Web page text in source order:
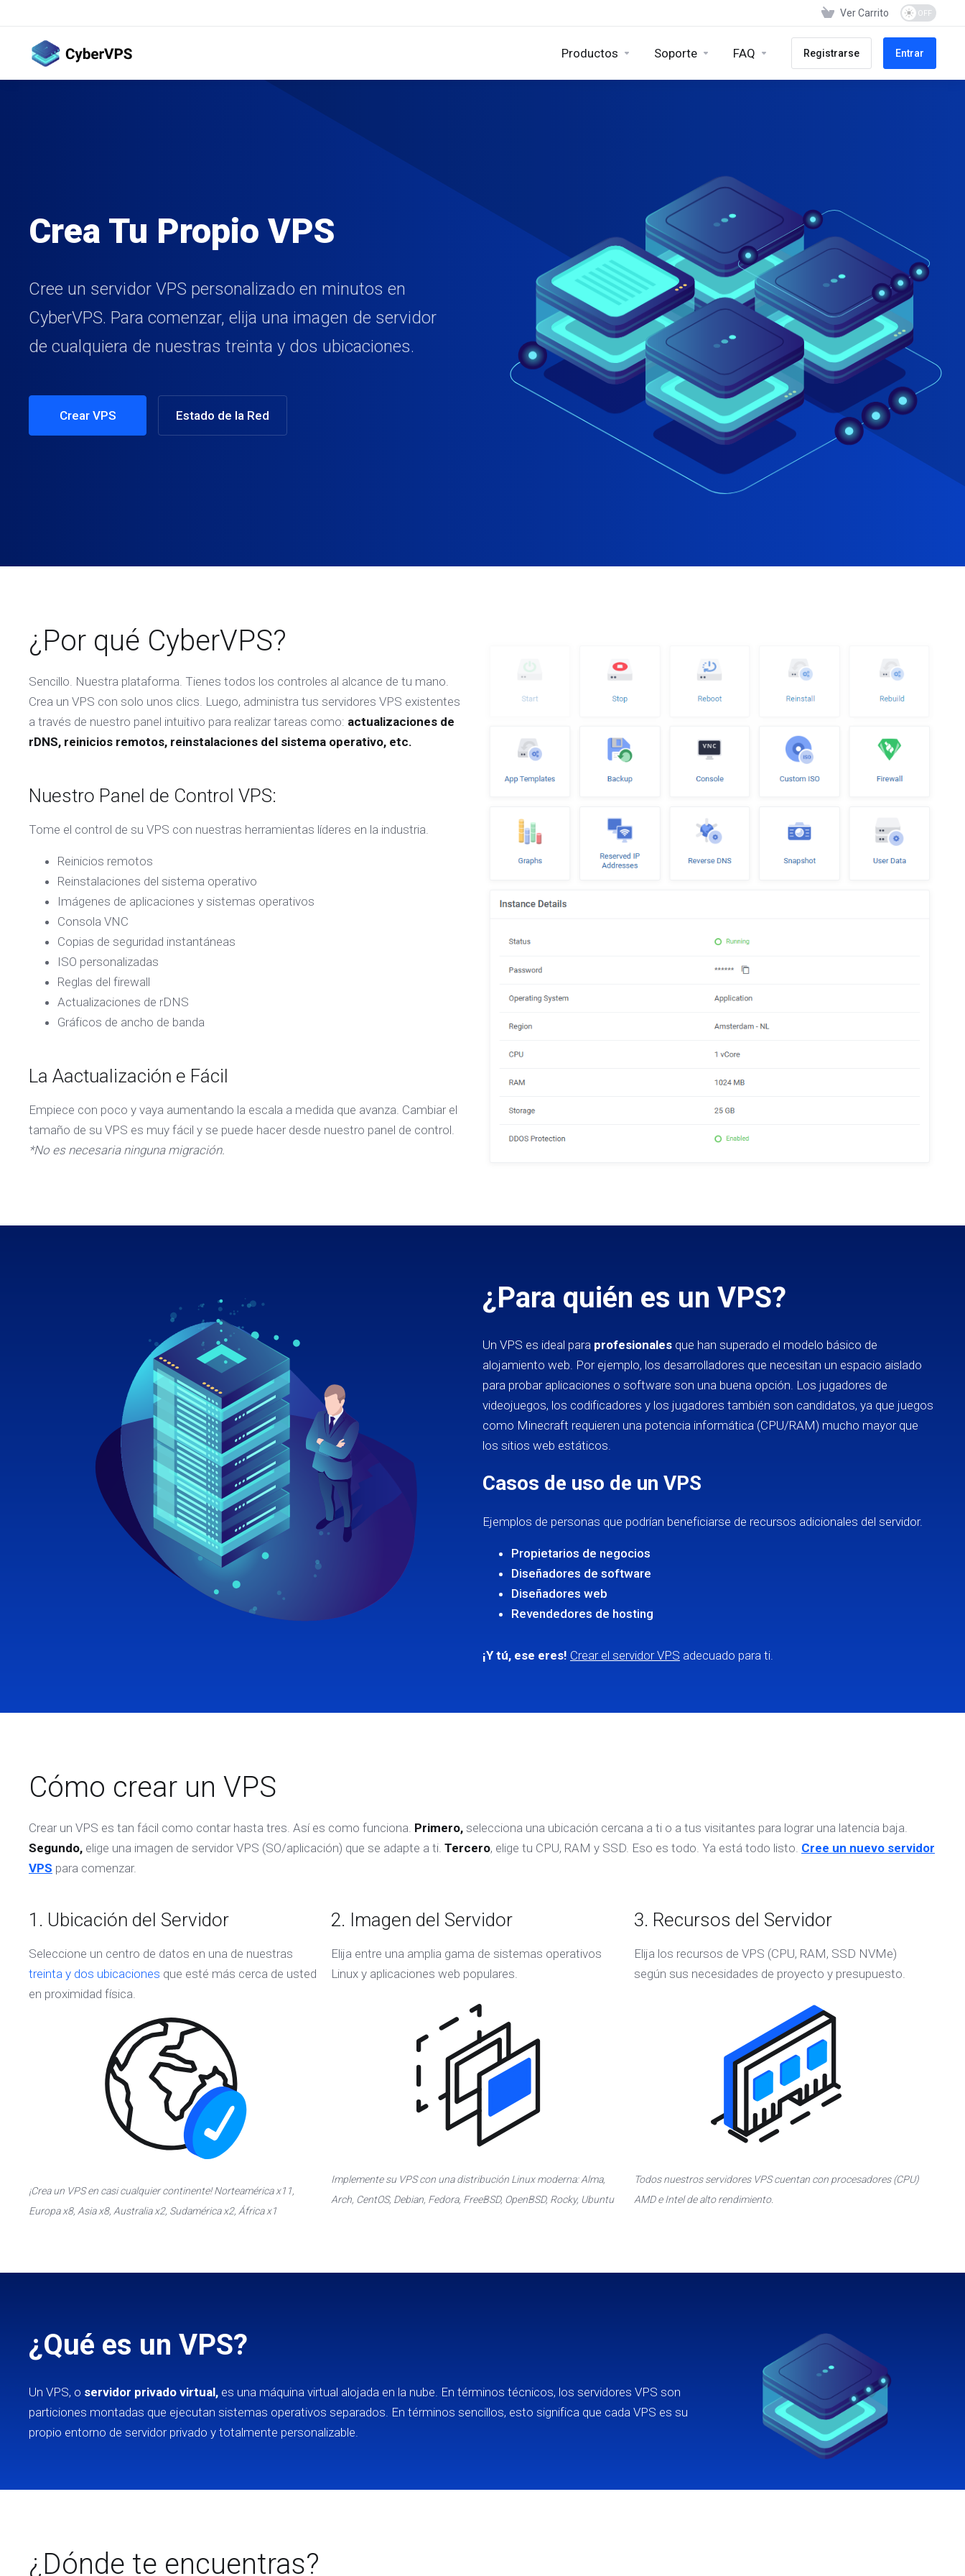
Ver Carrito
Productos Soporte FAQ Registrarse Entrar
Crea Tu Propio VPS
Cree un servidor VPS personalizado en minutos en
CyberVPS. Para comenzar, elija una imagen de servidor
de cualquiera de nuestras treinta y dos ubicaciones.
Crear VPS Estado de la Red
¿Por qué CyberVPS?
Sencillo. Nuestra plataforma. Tienes todos los controles al alcance de tu mano.
Crea un VPS con solo unos clics. Luego, administra tus servidores VPS existentes
a través de nuestro panel intuitivo para realizar tareas como: actualizaciones de
rDNS, reinicios remotos, reinstalaciones del sistema operativo, etc.
Nuestro Panel de Control VPS:
Tome el control de su VPS con nuestras herramientas líderes en la industria.
Reinicios remotos
Reinstalaciones del sistema operativo
Imágenes de aplicaciones y sistemas operativos
Consola VNC
Copias de seguridad instantáneas
ISO personalizadas
Reglas del firewall
Actualizaciones de rDNS
Gráficos de ancho de banda
La Aactualización e Fácil
Empiece con poco y vaya aumentando la escala a medida que avanza. Cambiar el
tamaño de su VPS es muy fácil y se puede hacer desde nuestro panel de control.
*No es necesaria ninguna migración.
¿Para quién es un VPS?
Un VPS es ideal para profesionales que han superado el modelo básico de
alojamiento web. Por ejemplo, los desarrolladores que necesitan un espacio aislado
para probar aplicaciones o software son una buena opción. Los jugadores de
videojuegos, los codificadores y los jugadores también son candidatos, ya que juegos
como Minecraft requieren una potencia informática (CPU/RAM) mucho mayor que
los sitios web estáticos.
Casos de uso de un VPS
Ejemplos de personas que podrían beneficiarse de recursos adicionales del servidor.
Propietarios de negocios
Diseñadores de software
Diseñadores web
Revendedores de hosting
¡Y tú, ese eres! Crear el servidor VPS adecuado para ti.
Cómo crear un VPS
Crear un VPS es tan fácil como contar hasta tres. Así es como funciona. Primero, selecciona una ubicación cercana a ti o a tus visitantes para lograr una latencia baja.
Segundo, elige una imagen de servidor VPS (SO/aplicación) que se adapte a ti. Tercero, elige tu CPU, RAM y SSD. Eso es todo. Ya está todo listo. Cree un nuevo servidor
VPS para comenzar.
1. Ubicación del Servidor
Seleccione un centro de datos en una de nuestras
treinta y dos ubicaciones que esté más cerca de usted
en proximidad física.
¡Crea un VPS en casi cualquier continente! Norteamérica x11,
Europa x8, Asia x8, Australia x2, Sudamérica x2, África x1
2. Imagen del Servidor
Elija entre una amplia gama de sistemas operativos
Linux y aplicaciones web populares.
Implemente su VPS con una distribución Linux moderna: Alma,
Arch, CentOS, Debian, Fedora, FreeBSD, OpenBSD, Rocky, Ubuntu
3. Recursos del Servidor
Elija los recursos de VPS (CPU, RAM, SSD NVMe)
según sus necesidades de proyecto y presupuesto.
Todos nuestros servidores VPS cuentan con procesadores (CPU)
AMD e Intel de alto rendimiento.
¿Qué es un VPS?
Un VPS, o servidor privado virtual, es una máquina virtual alojada en la nube. En términos técnicos, los servidores VPS son
particiones montadas que ejecutan sistemas operativos separados. En términos sencillos, esto significa que cada VPS es su
propio entorno de servidor privado y totalmente personalizable.
¿Dónde te encuentras?